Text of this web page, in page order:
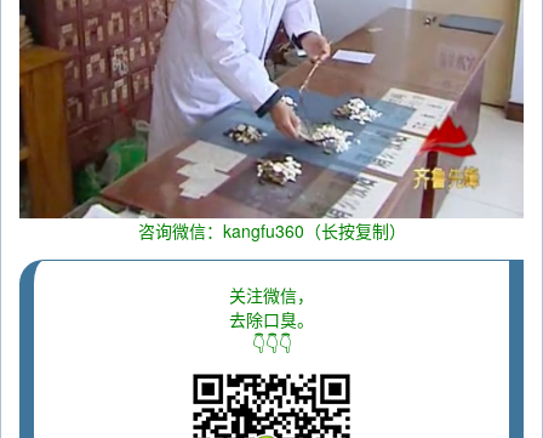
咨询微信：kangfu360（长按复制）
关注微信，
去除口臭。
👇👇👇